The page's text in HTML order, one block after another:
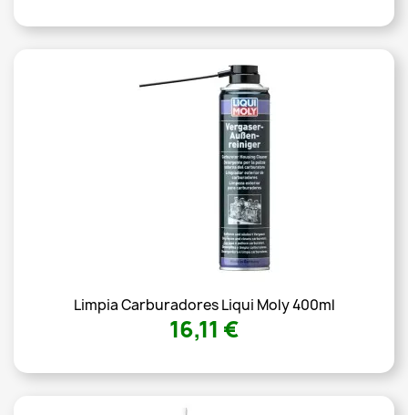
Limpia Carburadores Liqui Moly 400ml
16,11 €